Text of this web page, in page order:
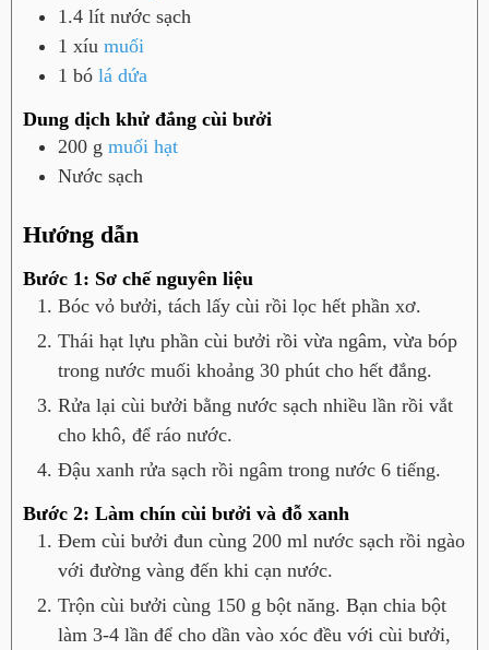
1.4 lít nước sạch
1 xíu muối
1 bó lá dứa
Dung dịch khử đắng cùi bưởi
200 g muối hạt
Nước sạch
Hướng dẫn
Bước 1: Sơ chế nguyên liệu
Bóc vỏ bưởi, tách lấy cùi rồi lọc hết phần xơ.
Thái hạt lựu phần cùi bưởi rồi vừa ngâm, vừa bóp
trong nước muối khoảng 30 phút cho hết đắng.
Rửa lại cùi bưởi bằng nước sạch nhiều lần rồi vắt
cho khô, để ráo nước.
Đậu xanh rửa sạch rồi ngâm trong nước 6 tiếng.
Bước 2: Làm chín cùi bưởi và đỗ xanh
Đem cùi bưởi đun cùng 200 ml nước sạch rồi ngào
với đường vàng đến khi cạn nước.
Trộn cùi bưởi cùng 150 g bột năng. Bạn chia bột
làm 3-4 lần để cho dần vào xóc đều với cùi bưởi,